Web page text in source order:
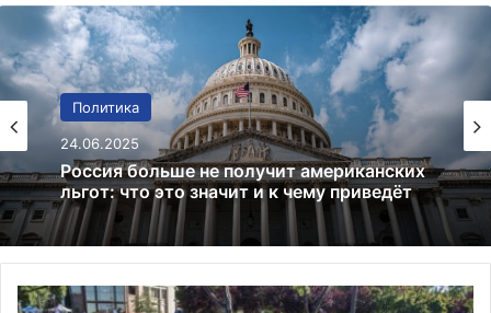
Политика
24.06.2025
Россия больше не получит американских
льгот: что это значит и к чему приведёт
Финансы
02.01.2025
Bitcoin преодолевает $97 000:
криптовалютный рынок на подъеме
У